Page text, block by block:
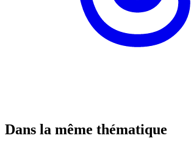
Dans la même thématique